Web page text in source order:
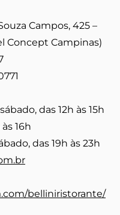
Campos, 425 –
Concept Campinas)
das 12h às 15h
16h
das 19h às 23h
belliniristorante/